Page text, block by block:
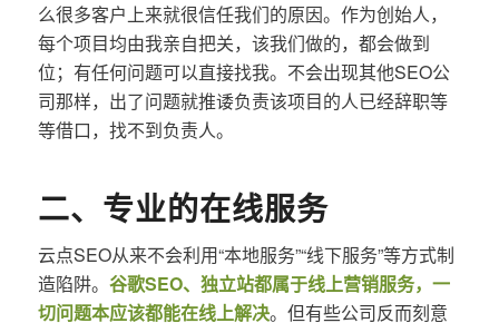
么很多客户上来就很信任我们的原因。作为创始人，
每个项目均由我亲自把关，该我们做的，都会做到
位；有任何问题可以直接找我。不会出现其他SEO公
司那样，出了问题就推诿负责该项目的人已经辞职等
等借口，找不到负责人。
二、专业的在线服务
云点SEO从来不会利用“本地服务”“线下服务”等方式制
造陷阱。 谷歌SEO、独立站都属于线上营销服务，一
切问题本应该都能在线上解决。但有些公司反而刻意